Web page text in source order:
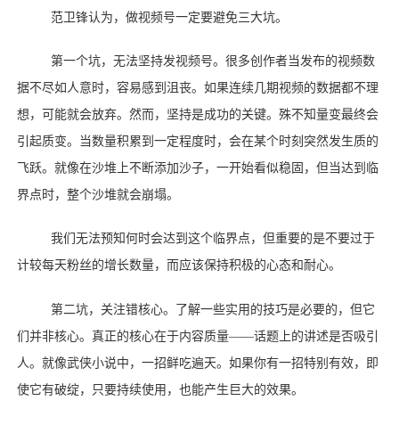
范卫锋认为，做视频号一定要避免三大坑。
第一个坑，无法坚持发视频号。很多创作者当发布的视频数
据不尽如人意时，容易感到沮丧。如果连续几期视频的数据都不理
想，可能就会放弃。然而，坚持是成功的关键。殊不知量变最终会
引起质变。当数量积累到一定程度时，会在某个时刻突然发生质的
飞跃。就像在沙堆上不断添加沙子，一开始看似稳固，但当达到临
界点时，整个沙堆就会崩塌。
我们无法预知何时会达到这个临界点，但重要的是不要过于
计较每天粉丝的增长数量，而应该保持积极的心态和耐心。
第二坑，关注错核心。了解一些实用的技巧是必要的，但它
们并非核心。真正的核心在于内容质量——话题上的讲述是否吸引
人。就像武侠小说中，一招鲜吃遍天。如果你有一招特别有效，即
使它有破绽，只要持续使用，也能产生巨大的效果。